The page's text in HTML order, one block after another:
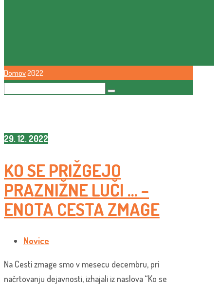
Domov2022
29. 12. 2022
KO SE PRIŽGEJO
PRAZNIŽNE LUČI … –
ENOTA CESTA ZMAGE
Novice
Na Cesti zmage smo v mesecu decembru, pri
načrtovanju dejavnosti, izhajali iz naslova “Ko se